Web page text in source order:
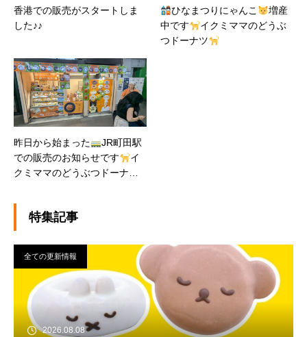
香港での販売がスタートしま
した♪♪
ひなまつりにゃんこ
増産
中です
イクミママのどうぶ
つドーナツ
昨日から始まった
JR町田駅
での販売のお知らせです
イ
クミママのどうぶつドーナツ
特集記事
全ての更新情報
2026.08.08